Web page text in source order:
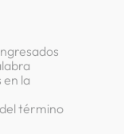
la
término